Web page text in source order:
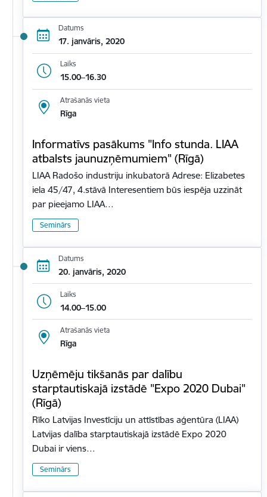
Datums
17. janvāris, 2020
Laiks
15.00–16.30
Atrašanās vieta
Rīga
Informatīvs pasākums "Info stunda. LIAA
atbalsts jaunuzņēmumiem" (Rīgā)
LIAA Radošo industriju inkubatorā Adrese: Elizabetes
iela 45/47, 4.stāvā Interesentiem būs iespēja uzzināt
par pieejamo LIAA…
Seminārs
Datums
20. janvāris, 2020
Laiks
14.00–15.00
Atrašanās vieta
Rīga
Uzņēmēju tikšanās par dalību
starptautiskajā izstādē "Expo 2020 Dubai"
(Rīgā)
Rīko Latvijas Investīciju un attīstības aģentūra (LIAA)
Latvijas dalība starptautiskajā izstādē Expo 2020
Dubai ir viens…
Seminārs